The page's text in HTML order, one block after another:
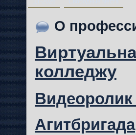
О
колледжу
Агитбригада